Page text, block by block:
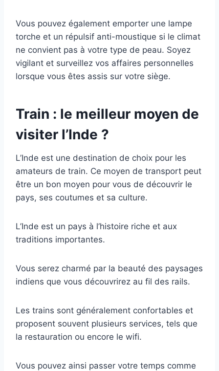
Vous pouvez également emporter une lampe
torche et un répulsif anti-moustique si le climat
ne convient pas à votre type de peau. Soyez
vigilant et surveillez vos affaires personnelles
lorsque vous êtes assis sur votre siège.
Train : le meilleur moyen de
visiter l’Inde ?
L’Inde est une destination de choix pour les
amateurs de train. Ce moyen de transport peut
être un bon moyen pour vous de découvrir le
pays, ses coutumes et sa culture.
L’Inde est un pays à l’histoire riche et aux
traditions importantes.
Vous serez charmé par la beauté des paysages
indiens que vous découvrirez au fil des rails.
Les trains sont généralement confortables et
proposent souvent plusieurs services, tels que
la restauration ou encore le wifi.
Vous pouvez ainsi passer votre temps comme